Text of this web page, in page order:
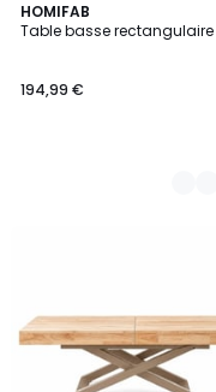
HOMIFAB
Table basse rectangulaire
194,99 €
2
Couleurs